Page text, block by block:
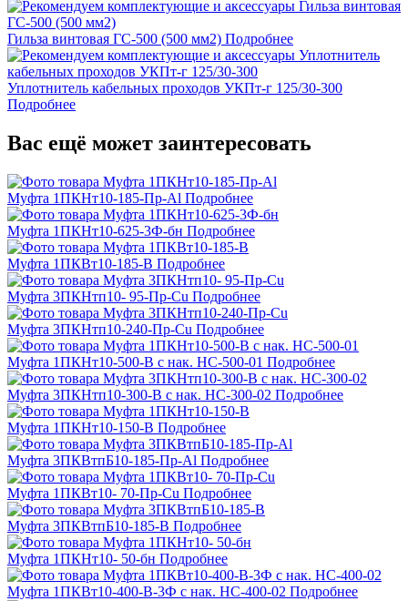
Гильза винтовая ГС-500 (500 мм2) Подробнее
Уплотнитель кабельных проходов УКПт-г 125/30-300
Подробнее
Вас ещё может заинтересовать
Муфта 1ПКНт10-185-Пр-Al Подробнее
Муфта 1ПКНт10-625-3Ф-бн Подробнее
Муфта 1ПКВт10-185-В Подробнее
Муфта 3ПКНтп10- 95-Пр-Cu Подробнее
Муфта 3ПКНтп10-240-Пр-Cu Подробнее
Муфта 1ПКНт10-500-В с нак. НС-500-01 Подробнее
Муфта 3ПКНтп10-300-В с нак. НС-300-02 Подробнее
Муфта 1ПКНт10-150-В Подробнее
Муфта 3ПКВтпБ10-185-Пр-Al Подробнее
Муфта 1ПКВт10- 70-Пр-Cu Подробнее
Муфта 3ПКВтпБ10-185-В Подробнее
Муфта 1ПКНт10- 50-бн Подробнее
Муфта 1ПКВт10-400-В-3Ф с нак. НС-400-02 Подробнее